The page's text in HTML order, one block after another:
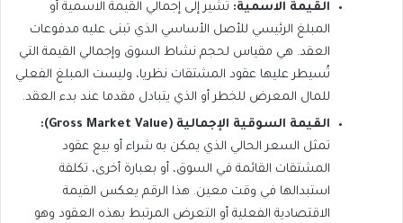
القيمة الاسمية: تشير إلى إجمالي القيمة الاسمية أو
المبلغ الرئيسي للأصل الأساسي الذي تبنى عليه مدفوعات
العقد. هي مقياس لحجم نشاط السوق وإجمالي القيمة التي
تُسيطر عليها عقود المشتقات نظريا، وليست المبلغ الفعلي
للمال المعرض للخطر أو الذي يتبادل مقدما عند بدء العقد.
القيمة السوقية الإجمالية (Gross Market Value):
تمثل السعر الحالي الذي يمكن به شراء أو بيع عقود
المشتقات القائمة في السوق، أو بعبارة أخرى، تكلفة
استبدالها في وقت معين. هذا الرقم يعكس القيمة
الاقتصادية الفعلية أو التعرض المرتبط بهذه العقود وهو